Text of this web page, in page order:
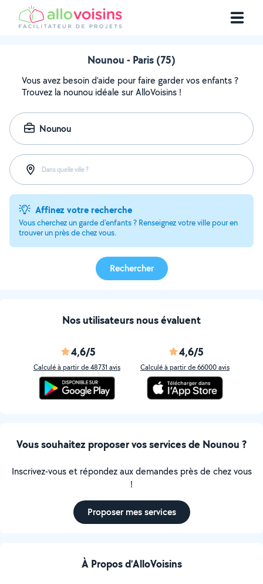
Nounou - Paris (75)
Vous avez besoin d'aide pour faire garder vos enfants ?
Trouvez la nounou idéale sur AlloVoisins !
Nounou
Dans quelle ville ?
Affinez votre recherche
Vous cherchez un garde d'enfants ? Renseignez votre ville pour en
trouver un près de chez vous.
Rechercher
Nos utilisateurs nous évaluent
4,6/5
Calculé à partir de 48731 avis
4,6/5
Calculé à partir de 66000 avis
Vous souhaitez proposer vos services de Nounou ?
Inscrivez-vous et répondez aux demandes près de chez vous
!
Proposer mes services
À Propos d’AlloVoisins